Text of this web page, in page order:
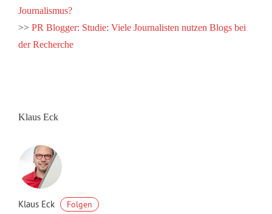
Journalismus?
>> PR Blogger: Studie: Viele Journalisten nutzen Blogs bei
der Recherche
Klaus Eck
Klaus Eck Folgen